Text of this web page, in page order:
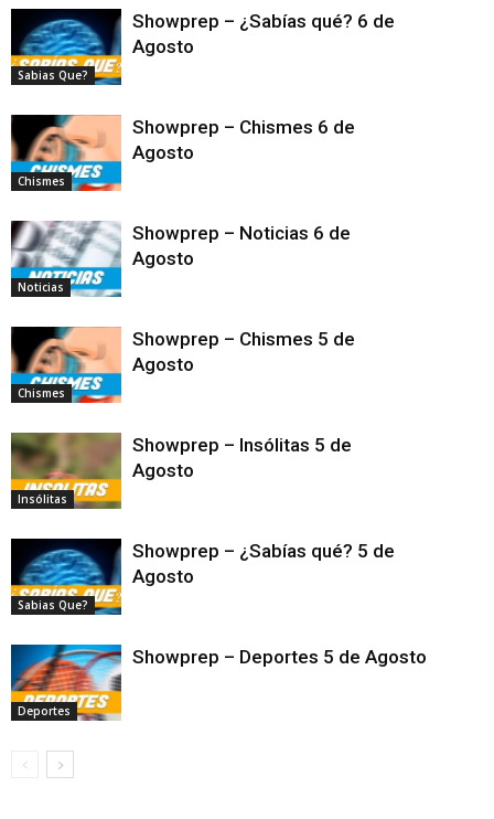
Sabias Que?
Showprep – ¿Sabías qué? 6 de
Agosto
Chismes
Showprep – Chismes 6 de
Agosto
Noticias
Showprep – Noticias 6 de
Agosto
Chismes
Showprep – Chismes 5 de
Agosto
Insólitas
Showprep – Insólitas 5 de
Agosto
Sabias Que?
Showprep – ¿Sabías qué? 5 de
Agosto
Deportes
Showprep – Deportes 5 de Agosto